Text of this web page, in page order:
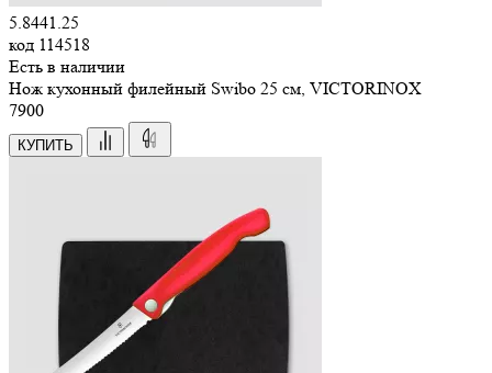
5.8441.25
код 114518
Есть в наличии
Нож кухонный филейный Swibo 25 см, VICTORINOX
7900
КУПИТЬ